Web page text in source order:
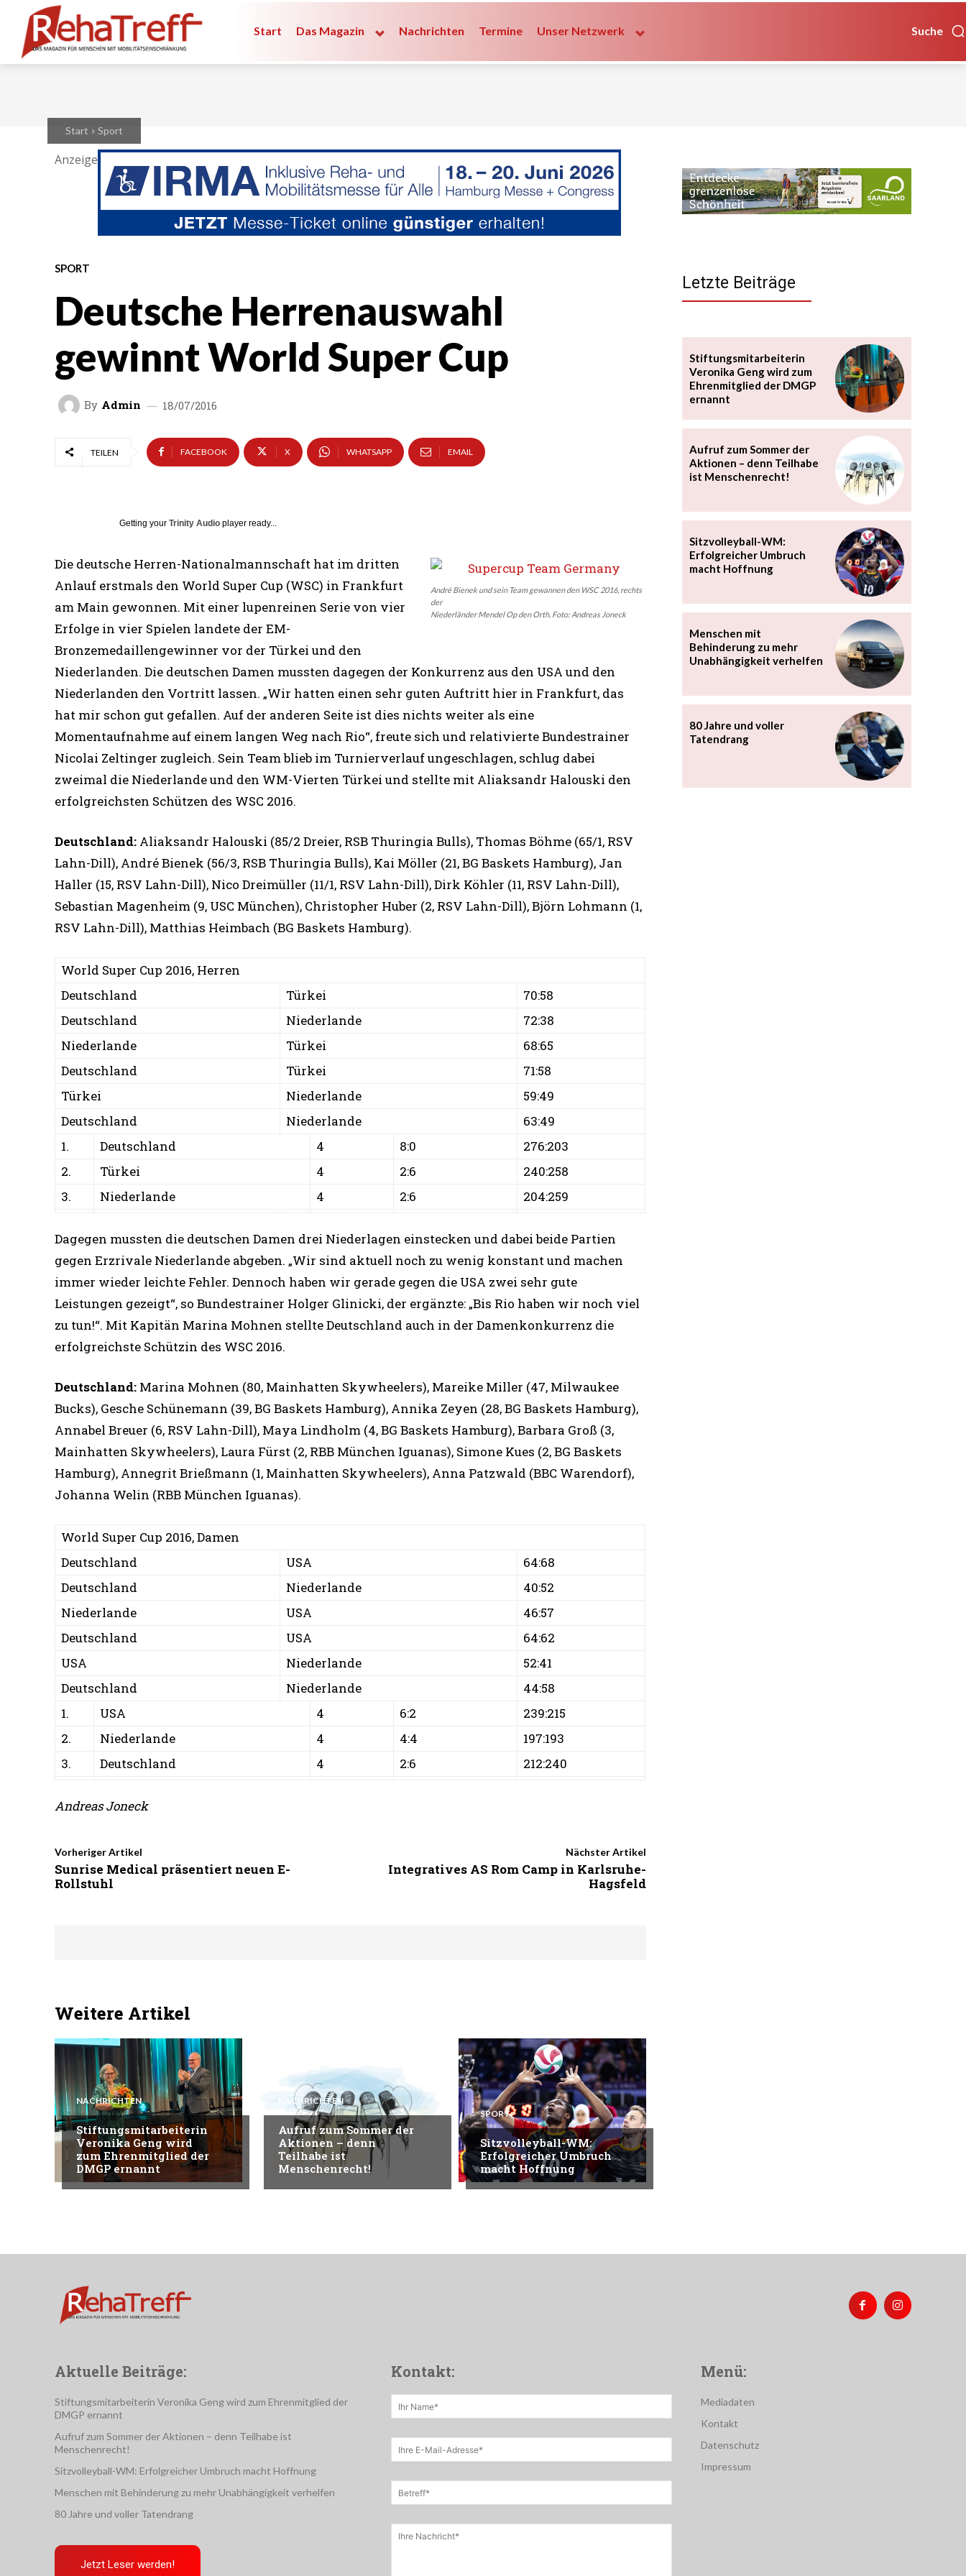
Suche
Start Das Magazin Nachrichten Termine Unser Netzwerk
Start Sport
Anzeige
SPORT
Deutsche Herrenauswahl
gewinnt World Super Cup
By Admin 18/07/2016
TEILEN FACEBOOK X WHATSAPP EMAIL
Getting your Trinity Audio player ready...
André Bienek und sein Team gewannen den WSC 2016, rechts
der
Niederländer Mendel Op den Orth. Foto: Andreas Joneck
Die deutsche Herren-Nationalmannschaft hat im dritten
Anlauf erstmals den World Super Cup (WSC) in Frankfurt
am Main gewonnen. Mit einer lupenreinen Serie von vier
Erfolge in vier Spielen landete der EM-
Bronzemedaillengewinner vor der Türkei und den
Niederlanden. Die deutschen Damen mussten dagegen der Konkurrenz aus den USA und den
Niederlanden den Vortritt lassen. „Wir hatten einen sehr guten Auftritt hier in Frankfurt, das
hat mir schon gut gefallen. Auf der anderen Seite ist dies nichts weiter als eine
Momentaufnahme auf einem langen Weg nach Rio“, freute sich und relativierte Bundestrainer
Nicolai Zeltinger zugleich. Sein Team blieb im Turnierverlauf ungeschlagen, schlug dabei
zweimal die Niederlande und den WM-Vierten Türkei und stellte mit Aliaksandr Halouski den
erfolgreichsten Schützen des WSC 2016.
Deutschland: Aliaksandr Halouski (85/2 Dreier, RSB Thuringia Bulls), Thomas Böhme (65/1, RSV
Lahn-Dill), André Bienek (56/3, RSB Thuringia Bulls), Kai Möller (21, BG Baskets Hamburg), Jan
Haller (15, RSV Lahn-Dill), Nico Dreimüller (11/1, RSV Lahn-Dill), Dirk Köhler (11, RSV Lahn-Dill),
Sebastian Magenheim (9, USC München), Christopher Huber (2, RSV Lahn-Dill), Björn Lohmann (1,
RSV Lahn-Dill), Matthias Heimbach (BG Baskets Hamburg).
World Super Cup 2016, Herren
Deutschland
Türkei
70:58
Deutschland
Niederlande
72:38
Niederlande
Türkei
68:65
Deutschland
Türkei
71:58
Türkei
Niederlande
59:49
Deutschland
Niederlande
63:49
1.
Deutschland 4 8:0
276:203
2.
Türkei 4 2:6
240:258
3.
Niederlande 4 2:6 204:259
Dagegen mussten die deutschen Damen drei Niederlagen einstecken und dabei beide Partien
gegen Erzrivale Niederlande abgeben. „Wir sind aktuell noch zu wenig konstant und machen
immer wieder leichte Fehler. Dennoch haben wir gerade gegen die USA zwei sehr gute
Leistungen gezeigt“, so Bundestrainer Holger Glinicki, der ergänzte: „Bis Rio haben wir noch viel
zu tun!“. Mit Kapitän Marina Mohnen stellte Deutschland auch in der Damenkonkurrenz die
erfolgreichste Schützin des WSC 2016.
Deutschland: Marina Mohnen (80, Mainhatten Skywheelers), Mareike Miller (47, Milwaukee
Bucks), Gesche Schünemann (39, BG Baskets Hamburg), Annika Zeyen (28, BG Baskets Hamburg),
Annabel Breuer (6, RSV Lahn-Dill), Maya Lindholm (4, BG Baskets Hamburg), Barbara Groß (3,
Mainhatten Skywheelers), Laura Fürst (2, RBB München Iguanas), Simone Kues (2, BG Baskets
Hamburg), Annegrit Brießmann (1, Mainhatten Skywheelers), Anna Patzwald (BBC Warendorf),
Johanna Welin (RBB München Iguanas).
World Super Cup 2016, Damen
Deutschland
USA
64:68
Deutschland
Niederlande
40:52
Niederlande
USA
46:57
Deutschland
USA
64:62
USA
Niederlande
52:41
Deutschland
Niederlande
44:58
1.
USA 4 6:2
239:215
2.
Niederlande 4 4:4
197:193
3.
Deutschland 4 2:6 212:240
Andreas Joneck
Vorheriger Artikel
Sunrise Medical präsentiert neuen E-
Rollstuhl
Nächster Artikel
Integratives AS Rom Camp in Karlsruhe-
Hagsfeld
Weitere Artikel
NACHRICHTEN
Stiftungsmitarbeiterin
Veronika Geng wird
zum Ehrenmitglied der
DMGP ernannt
NACHRICHTEN
Aufruf zum Sommer der
Aktionen – denn
Teilhabe ist
Menschenrecht!
SPORT
Sitzvolleyball-WM:
Erfolgreicher Umbruch
macht Hoffnung
Letzte Beiträge
Stiftungsmitarbeiterin
Veronika Geng wird zum
Ehrenmitglied der DMGP
ernannt
Aufruf zum Sommer der
Aktionen – denn Teilhabe
ist Menschenrecht!
Sitzvolleyball-WM:
Erfolgreicher Umbruch
macht Hoffnung
Menschen mit
Behinderung zu mehr
Unabhängigkeit verhelfen
80 Jahre und voller
Tatendrang
Aktuelle Beiträge:
Stiftungsmitarbeiterin Veronika Geng wird zum Ehrenmitglied der
DMGP ernannt
Aufruf zum Sommer der Aktionen – denn Teilhabe ist
Menschenrecht!
Sitzvolleyball-WM: Erfolgreicher Umbruch macht Hoffnung
Menschen mit Behinderung zu mehr Unabhängigkeit verhelfen
80 Jahre und voller Tatendrang
Jetzt Leser werden!
Kontakt: Menü:
Mediadaten
Kontakt
Datenschutz
Impressum